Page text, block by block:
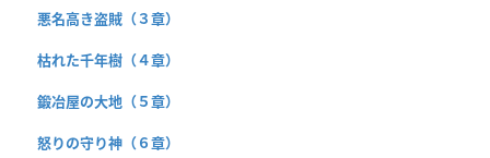
悪名高き盗賊（３章）
枯れた千年樹（４章）
鍛冶屋の大地（５章）
怒りの守り神（６章）